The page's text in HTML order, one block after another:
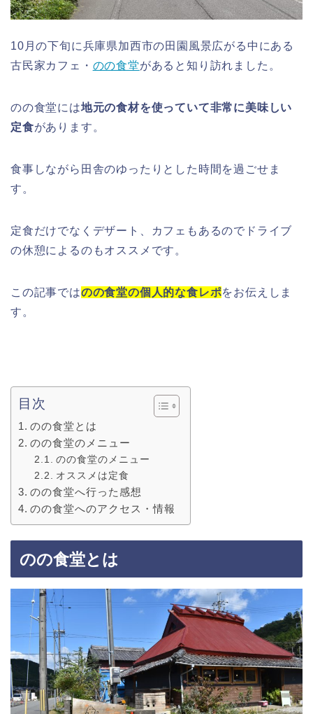
10月の下旬に兵庫県加西市の田園風景広がる中にある
古民家カフェ・ のの食堂があると知り訪れました。
のの食堂には地元の食材を使っていて非常に美味しい
定食があります。
食事しながら田舎のゆったりとした時間を過ごせま
す。
定食だけでなくデザート、カフェもあるのでドライブ
の休憩によるのもオススメです。
この記事ではのの食堂の個人的な食レポをお伝えしま
す。
目次
のの食堂とは
のの食堂のメニュー
のの食堂のメニュー
オススメは定食
のの食堂へ行った感想
のの食堂へのアクセス・情報
のの食堂とは